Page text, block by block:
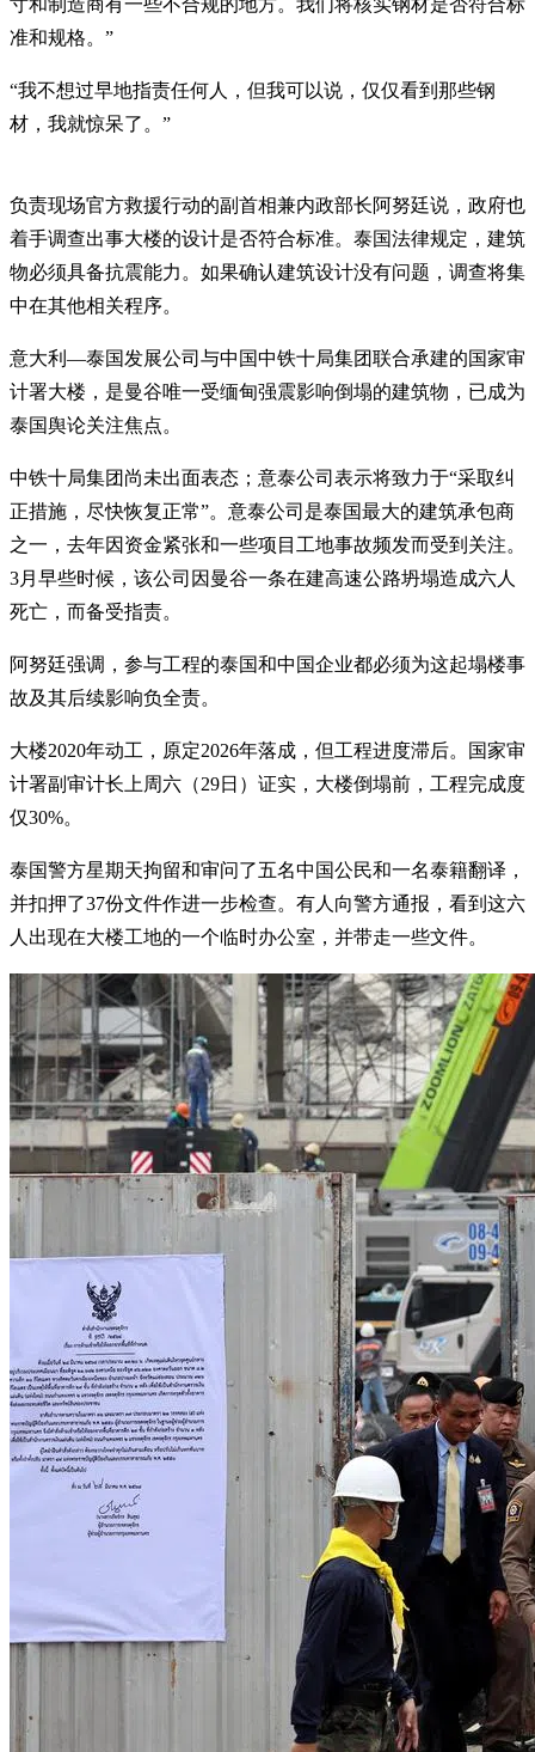
准和规格。”
“我不想过早地指责任何人，但我可以说，仅仅看到那些钢
材，我就惊呆了。”
负责现场官方救援行动的副首相兼内政部长阿努廷说，政府也
着手调查出事大楼的设计是否符合标准。泰国法律规定，建筑
物必须具备抗震能力。如果确认建筑设计没有问题，调查将集
中在其他相关程序。
意大利—泰国发展公司与中国中铁十局集团联合承建的国家审
计署大楼，是曼谷唯一受缅甸强震影响倒塌的建筑物，已成为
泰国舆论关注焦点。
中铁十局集团尚未出面表态；意泰公司表示将致力于“采取纠
正措施，尽快恢复正常”。意泰公司是泰国最大的建筑承包商
之一，去年因资金紧张和一些项目工地事故频发而受到关注。
3月早些时候，该公司因曼谷一条在建高速公路坍塌造成六人
死亡，而备受指责。
阿努廷强调，参与工程的泰国和中国企业都必须为这起塌楼事
故及其后续影响负全责。
大楼2020年动工，原定2026年落成，但工程进度滞后。国家审
计署副审计长上周六（29日）证实，大楼倒塌前，工程完成度
仅30%。
泰国警方星期天拘留和审问了五名中国公民和一名泰籍翻译，
并扣押了37份文件作进一步检查。有人向警方通报，看到这六
人出现在大楼工地的一个临时办公室，并带走一些文件。